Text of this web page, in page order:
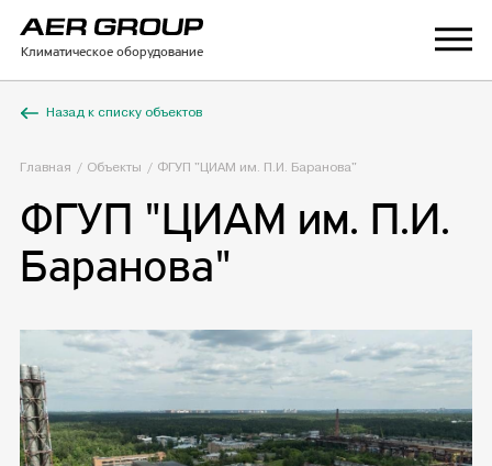
Климатическое оборудование
Назад к списку объектов
Главная Объекты ФГУП "ЦИАМ им. П.И. Баранова"
ФГУП "ЦИАМ им. П.И.
Баранова"